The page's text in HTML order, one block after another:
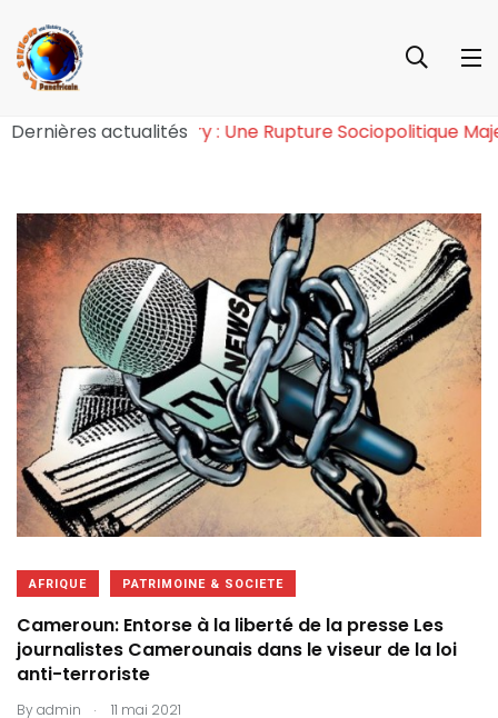
Dernières actualités
l’Effet Tchiroma Bakary : Une Rupture Sociopolitique
AFRIQUE PATRIMOINE & SOCIETE
Cameroun: Entorse à la liberté de la presse Les
journalistes Camerounais dans le viseur de la loi
anti-terroriste
Byadmin . 11 mai 2021